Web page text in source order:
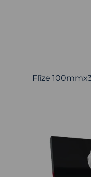
Flīze